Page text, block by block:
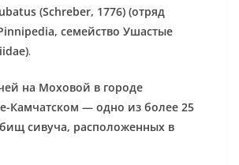
(Schreber, 1776) (отряд
семейство Ушастые
.
на Моховой в городе
Камчатском — одно из более 25
сивуча, расположенных в